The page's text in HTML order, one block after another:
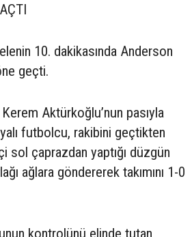
10. dakikasında Anderson
geçti.
Aktürkoğlu’nun pasıyla
futbolcu, rakibini geçtikten
sol çaprazdan yaptığı düzgün
ağlara göndererek takımını 1-0
kontrolünü elinde tutan